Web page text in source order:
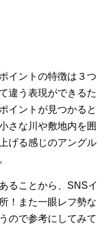
イントの特徴は３つ
違う表現ができるた
イントが見つかると
さな川や敷地内を囲
げる感じのアングル
ることから、SNSイ
！また一眼レフ勢な
ので参考にしてみて